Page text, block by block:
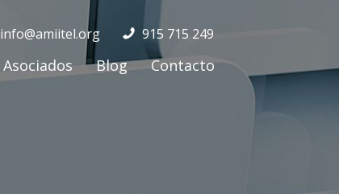
915 715 249
info@amiitel.org
Asociados Blog Contacto